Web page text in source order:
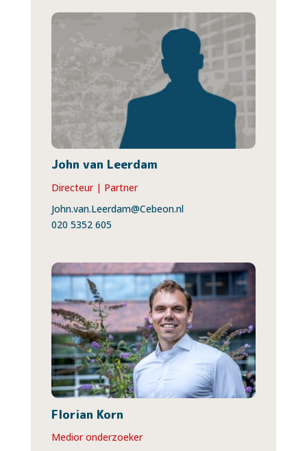
John van Leerdam
Directeur | Partner
John.van.Leerdam@Cebeon.nl
020 5352 605
Florian Korn
Medior onderzoeker